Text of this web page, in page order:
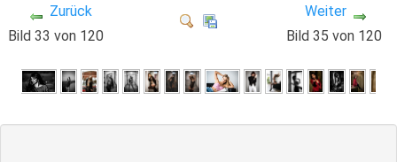
Zurück
Bild 33 von 120
Weiter
Bild 35 von 120